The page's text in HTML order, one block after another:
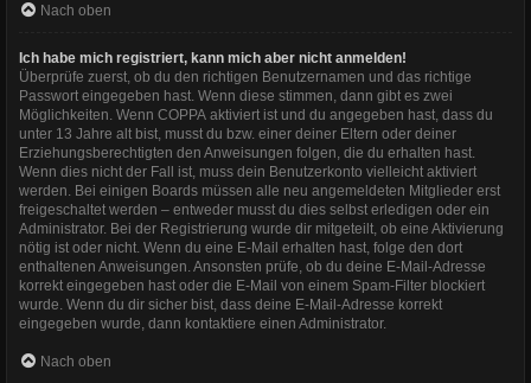
Nach oben
Ich habe mich registriert, kann mich aber nicht anmelden!
Überprüfe zuerst, ob du den richtigen Benutzernamen und das richtige
Passwort eingegeben hast. Wenn diese stimmen, dann gibt es zwei
Möglichkeiten. Wenn COPPA aktiviert ist und du angegeben hast, dass du
unter 13 Jahre alt bist, musst du bzw. einer deiner Eltern oder deiner
Erziehungsberechtigten den Anweisungen folgen, die du erhalten hast.
Wenn dies nicht der Fall ist, muss dein Benutzerkonto vielleicht aktiviert
werden. Bei einigen Boards müssen alle neu angemeldeten Mitglieder erst
freigeschaltet werden – entweder musst du dies selbst erledigen oder ein
Administrator. Bei der Registrierung wurde dir mitgeteilt, ob eine Aktivierung
nötig ist oder nicht. Wenn du eine E-Mail erhalten hast, folge den dort
enthaltenen Anweisungen. Ansonsten prüfe, ob du deine E-Mail-Adresse
korrekt eingegeben hast oder die E-Mail von einem Spam-Filter blockiert
wurde. Wenn du dir sicher bist, dass deine E-Mail-Adresse korrekt
eingegeben wurde, dann kontaktiere einen Administrator.
Nach oben